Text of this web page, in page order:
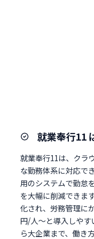
就業奉行11
就業奉行11は、クラ
な勤務体系に対応で
用のシステムで勤怠
を大幅に削減できま
化され、労務管理に
円/人～と導入しやす
ら大企業まで、働き